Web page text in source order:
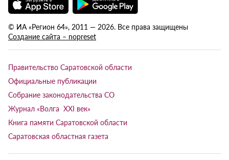
© ИА «Регион 64», 2011 — 2026. Все права защищены
Создание сайта – nopreset
Правительство Саратовской области
Официальные публикации
Собрание законодательства СО
Журнал «Волга XXI век»
Книга памяти Саратовской области
Саратовская областная газета